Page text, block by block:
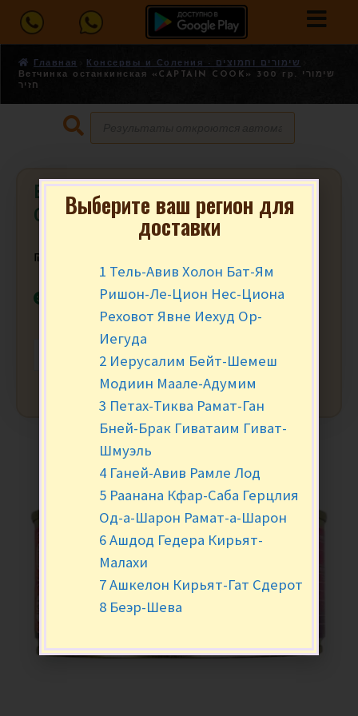
Главная
Консервы и Соления - שימורים וחמוצים
Ветчинка останкинская «CAPTAIN COOK» 300 гр. שימורי
חזיר
Ветчинка останкинская «CAPTAIN
COOK» 300 гр. שימורי חזיר
₪
В наличии
+ В КОРЗИНУ
Выберите ваш регион для
доставки
1 Тель-Авив Холон Бат-Ям
Ришон-Ле-Цион Нес-Циона
Реховот Явне Иехуд Ор-
Иегуда
2 Иерусалим Бейт-Шемеш
Модиин Маале-Адумим
3 Петах-Тиква Рамат-Ган
Бней-Брак Гиватаим Гиват-
Шмуэль
4 Ганей-Авив Рамле Лод
5 Раанана Кфар-Саба Герцлия
Од-а-Шарон Рамат-а-Шарон
6 Ашдод Гедера Кирьят-
Малахи
7 Ашкелон Кирьят-Гат Сдерот
8 Беэр-Шева